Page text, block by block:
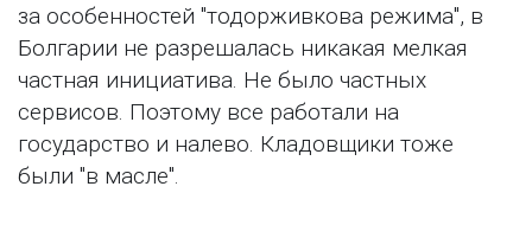
за особенностей "тодорживкова режима", в
Болгарии не разрешалась никакая мелкая
частная инициатива. Не было частных
сервисов. Поэтому все работали на
государство и налево. Кладовщики тоже
были "в масле".